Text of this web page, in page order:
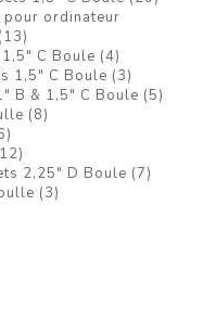
pour ordinateur
(13)
C Boule (4)
1,5" C Boule (3)
B & 1,5" C Boule (5)
(8)
2,25" D Boule (7)
(3)